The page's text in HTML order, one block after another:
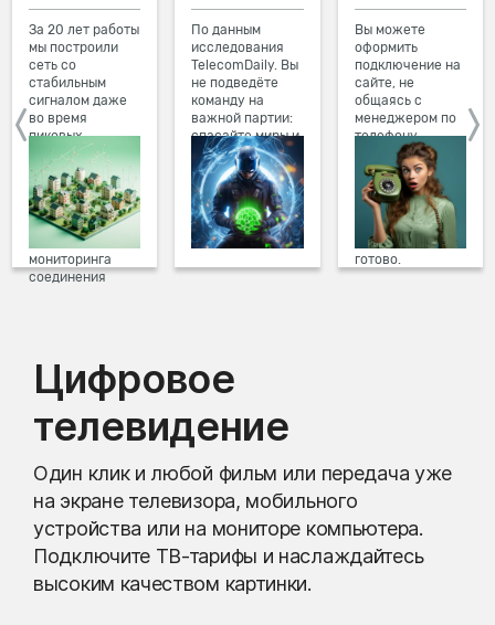
За 20 лет работы
мы построили
сеть со
стабильным
сигналом даже
во время
пиковых
нагрузок в
вечернее время.
Мы постоянно
обновляем наше
оборудование в
домах, а система
мониторинга
соединения
По данным
исследования
TelecomDaily. Вы
не подведёте
команду на
важной партии:
спасайте миры и
побеждайте с
друзьями в
онлайн-играх.
Вы можете
оформить
подключение на
сайте, не
общаясь с
менеджером по
телефону.
Просто в три
клика заполните
форму заявки на
сайте, выберите
дату и время
подключения,
готово.
Цифровое
телевидение
Один клик и любой фильм или передача уже
на экране телевизора, мобильного
устройства или на мониторе компьютера.
Подключите ТВ-тарифы и наслаждайтесь
высоким качеством картинки.